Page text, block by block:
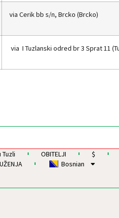
via Cerik bb s/n, Brcko (Brcko)
via I Tuzlanski odred br 3 Sprat 11
OBITELJI $
Bosnian